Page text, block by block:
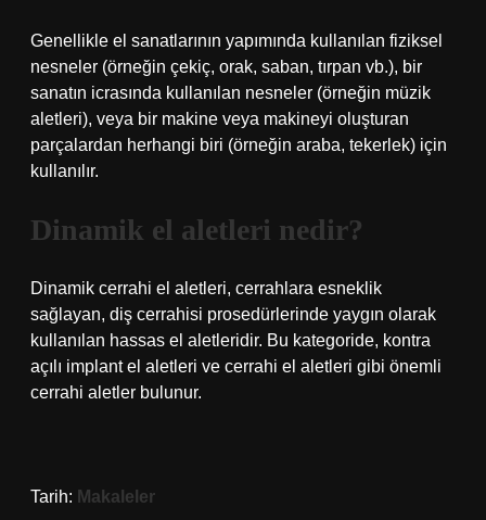
Genellikle el sanatlarının yapımında kullanılan fiziksel
nesneler (örneğin çekiç, orak, saban, tırpan vb.), bir
sanatın icrasında kullanılan nesneler (örneğin müzik
aletleri), veya bir makine veya makineyi oluşturan
parçalardan herhangi biri (örneğin araba, tekerlek) için
kullanılır.
Dinamik el aletleri nedir?
Dinamik cerrahi el aletleri, cerrahlara esneklik
sağlayan, diş cerrahisi prosedürlerinde yaygın olarak
kullanılan hassas el aletleridir. Bu kategoride, kontra
açılı implant el aletleri ve cerrahi el aletleri gibi önemli
cerrahi aletler bulunur.
Tarih: Makaleler